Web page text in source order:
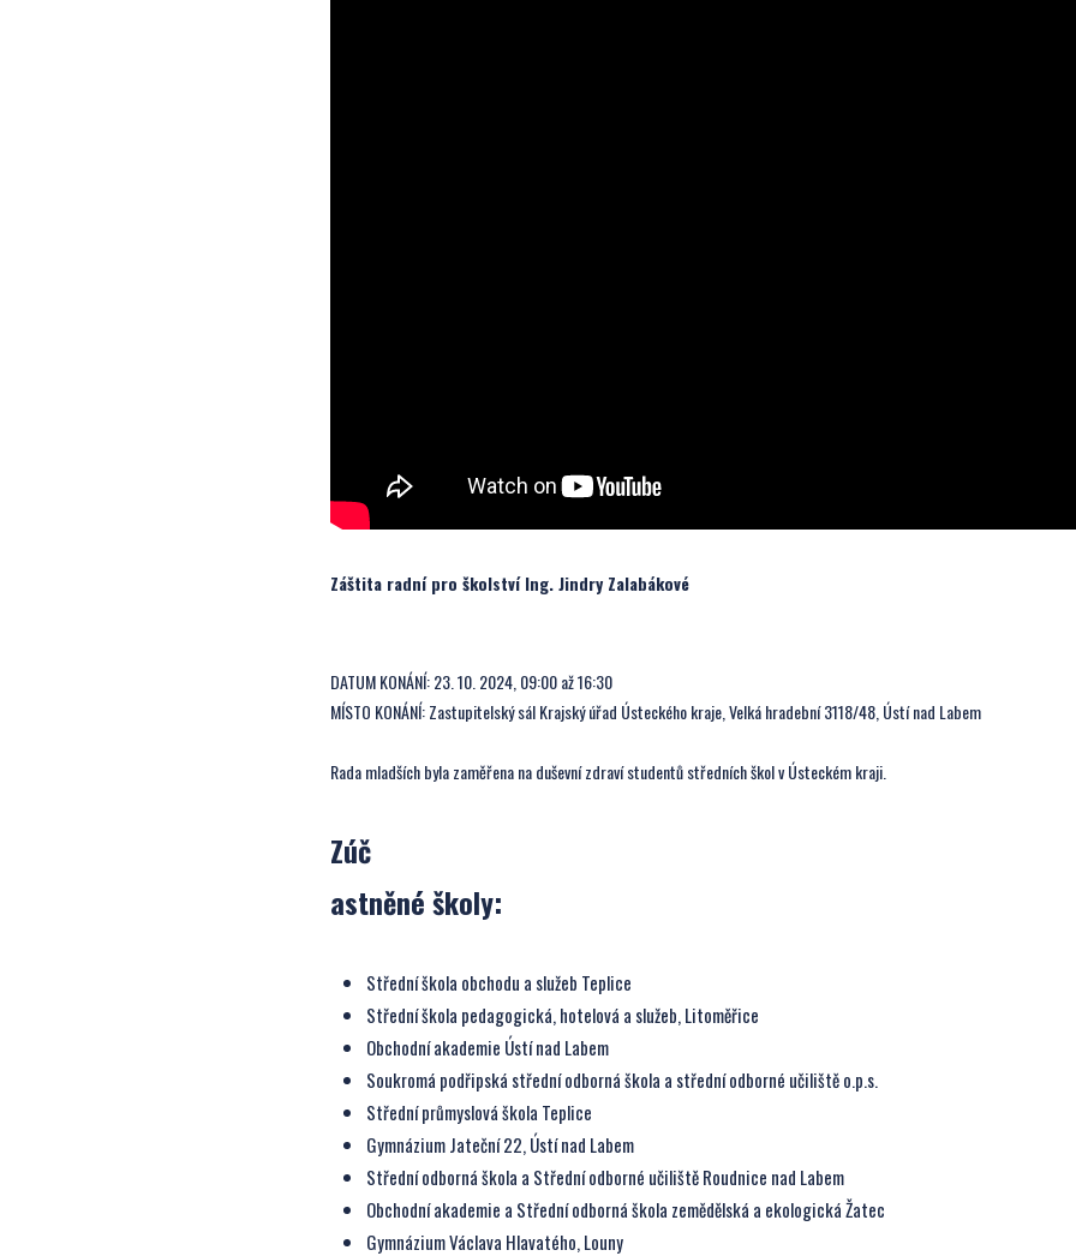
Záštita radní pro školství Ing. Jindry Zalabákové
DATUM KONÁNÍ: 23. 10. 2024, 09:00 až 16:30
MÍSTO KONÁNÍ: Zastupitelský sál Krajský úřad Ústeckého kraje, Velká hradební 3118/48, Ústí nad Labem
Rada mladších byla zaměřena na duševní zdraví studentů středních škol v Ústeckém kraji.
Zúč
astněné školy:
Střední škola obchodu a služeb Teplice
Střední škola pedagogická, hotelová a služeb, Litoměřice
Obchodní akademie Ústí nad Labem
Soukromá podřipská střední odborná škola a střední odborné učiliště o.p.s.
Střední průmyslová škola Teplice
Gymnázium Jateční 22, Ústí nad Labem
Střední odborná škola a Střední odborné učiliště Roudnice nad Labem
Obchodní akademie a Střední odborná škola zemědělská a ekologická Žatec
Gymnázium Václava Hlavatého, Louny